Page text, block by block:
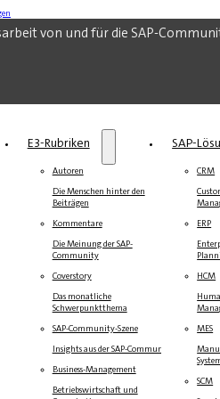
von und für die SAP-
E3-Rubriken
Autoren
Die Menschen hinter den
Beiträgen
Kommentare
Die Meinung der SAP-
Community
Coverstory
Das monatliche
Schwerpunktthema
SAP-Community-Szene
Insights aus der SAP-Community
Business-Management
Betriebswirtschaft und
SAP-
CRM
ERP
HCM
MES
SCM